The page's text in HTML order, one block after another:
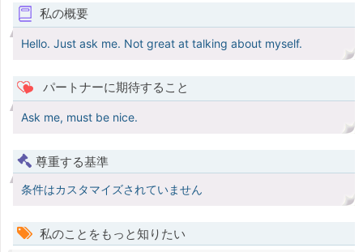
私の概要
Hello. Just ask me. Not great at talking about myself.
パートナーに期待すること
Ask me, must be nice.
尊重する基準
条件はカスタマイズされていません
私のことをもっと知りたい